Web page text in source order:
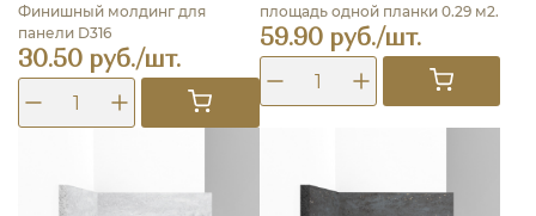
Финишный молдинг для
панели D316
30.50 руб./шт.
площадь одной планки 0.29 м2.
59.90 руб./шт.